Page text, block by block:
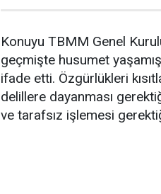
Konuyu TBMM Genel
geçmişte husumet yaşamış
ifade etti. Özgürlükleri
delillere dayanması
ve tarafsız işlemesi